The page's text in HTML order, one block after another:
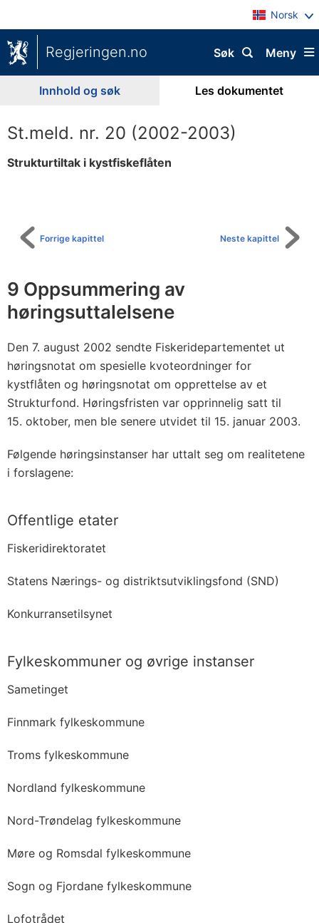
Norsk
Regjeringen.no Meny
Søk
Innhold og søk Les dokumentet
St.meld. nr. 20 (2002-2003)
Strukturtiltak i kystfiskeflåten
Neste kapittel
Forrige kapittel
9 Oppsummering av
høringsuttalelsene
Den 7. august 2002 sendte Fiskeridepartementet ut
høringsnotat om spesielle kvoteordninger for
kystflåten og høringsnotat om opprettelse av et
Strukturfond. Høringsfristen var opprinnelig satt til
15. oktober, men ble senere utvidet til 15. januar 2003.
Følgende høringsinstanser har uttalt seg om realitetene
i forslagene:
Offentlige etater
Fiskeridirektoratet
Statens Nærings- og distriktsutviklingsfond (SND)
Konkurransetilsynet
Fylkeskommuner og øvrige instanser
Sametinget
Finnmark fylkeskommune
Troms fylkeskommune
Nordland fylkeskommune
Nord-Trøndelag fylkeskommune
Møre og Romsdal fylkeskommune
Sogn og Fjordane fylkeskommune
Lofotrådet